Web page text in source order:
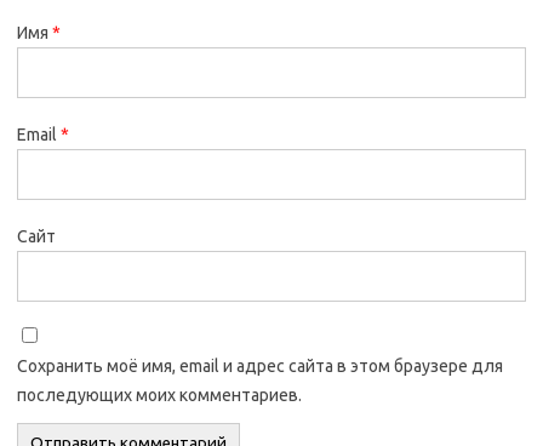
Имя *
Email *
Сайт
Сохранить моё имя, email и адрес сайта в этом браузере для
последующих моих комментариев.